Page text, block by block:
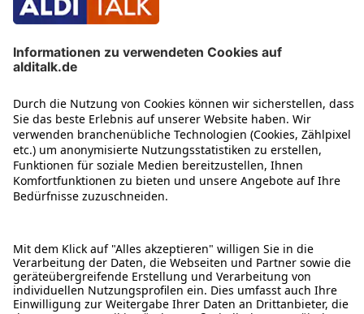
ÜBER DIESE SEITE
ALDI TALK WEBSHOP